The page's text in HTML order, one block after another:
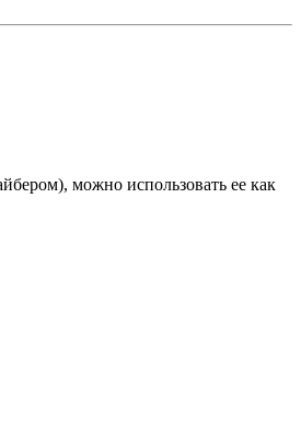
можно использовать ее как